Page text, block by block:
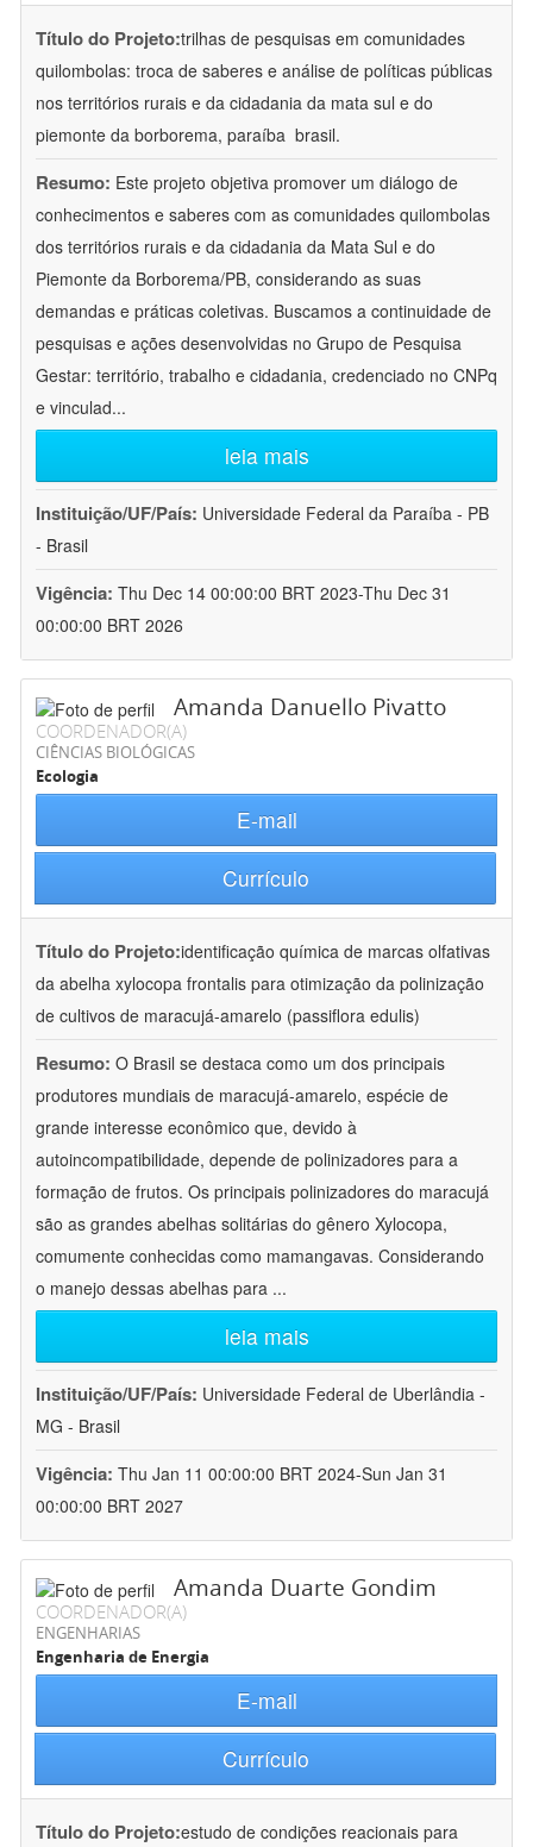
Título do Projeto:trilhas de pesquisas em comunidades
quilombolas: troca de saberes e análise de políticas públicas
nos territórios rurais e da cidadania da mata sul e do
piemonte da borborema, paraíba  brasil.
Resumo: Este projeto objetiva promover um diálogo de
conhecimentos e saberes com as comunidades quilombolas
dos territórios rurais e da cidadania da Mata Sul e do
Piemonte da Borborema/PB, considerando as suas
demandas e práticas coletivas. Buscamos a continuidade de
pesquisas e ações desenvolvidas no Grupo de Pesquisa
Gestar: território, trabalho e cidadania, credenciado no CNPq
e vinculad...
leia mais
Instituição/UF/País: Universidade Federal da Paraíba - PB
- Brasil
Vigência: Thu Dec 14 00:00:00 BRT 2023-Thu Dec 31
00:00:00 BRT 2026
Amanda Danuello Pivatto
COORDENADOR(A)
CIÊNCIAS BIOLÓGICAS
Ecologia
E-mail
Currículo
Título do Projeto:identificação química de marcas olfativas
da abelha xylocopa frontalis para otimização da polinização
de cultivos de maracujá-amarelo (passiflora edulis)
Resumo: O Brasil se destaca como um dos principais
produtores mundiais de maracujá-amarelo, espécie de
grande interesse econômico que, devido à
autoincompatibilidade, depende de polinizadores para a
formação de frutos. Os principais polinizadores do maracujá
são as grandes abelhas solitárias do gênero Xylocopa,
comumente conhecidas como mamangavas. Considerando
o manejo dessas abelhas para ...
leia mais
Instituição/UF/País: Universidade Federal de Uberlândia -
MG - Brasil
Vigência: Thu Jan 11 00:00:00 BRT 2024-Sun Jan 31
00:00:00 BRT 2027
Amanda Duarte Gondim
COORDENADOR(A)
ENGENHARIAS
Engenharia de Energia
E-mail
Currículo
Título do Projeto:estudo de condições reacionais para